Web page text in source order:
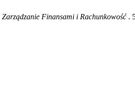
Zarządzanie Finansami i Rachunkowość .